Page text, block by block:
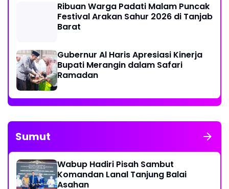
Ribuan Warga Padati Malam Puncak
Festival Arakan Sahur 2026 di Tanjab
Barat
Gubernur Al Haris Apresiasi Kinerja
Bupati Merangin dalam Safari
Ramadan
Sumut
Wabup Hadiri Pisah Sambut
Komandan Lanal Tanjung Balai
Asahan